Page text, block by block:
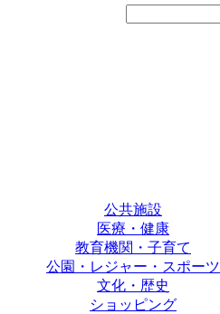
公共施設
医療・健康
教育機関・子育て
公園・レジャー・スポーツ
文化・歴史
ショッピング